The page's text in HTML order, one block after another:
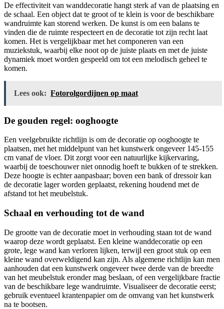
De effectiviteit van wanddecoratie hangt sterk af van de plaatsing en
de schaal. Een object dat te groot of te klein is voor de beschikbare
wandruimte kan storend werken. De kunst is om een balans te
vinden die de ruimte respecteert en de decoratie tot zijn recht laat
komen. Het is vergelijkbaar met het componeren van een
muziekstuk, waarbij elke noot op de juiste plaats en met de juiste
dynamiek moet worden gespeeld om tot een melodisch geheel te
komen.
Lees ook: Fotorolgordijnen op maat
De gouden regel: ooghoogte
Een veelgebruikte richtlijn is om de decoratie op ooghoogte te
plaatsen, met het middelpunt van het kunstwerk ongeveer 145-155
cm vanaf de vloer. Dit zorgt voor een natuurlijke kijkervaring,
waarbij de toeschouwer niet onnodig hoeft te bukken of te strekken.
Deze hoogte is echter aanpasbaar; boven een bank of dressoir kan
de decoratie lager worden geplaatst, rekening houdend met de
afstand tot het meubelstuk.
Schaal en verhouding tot de wand
De grootte van de decoratie moet in verhouding staan tot de wand
waarop deze wordt geplaatst. Een kleine wanddecoratie op een
grote, lege wand kan verloren lijken, terwijl een groot stuk op een
kleine wand overweldigend kan zijn. Als algemene richtlijn kan men
aanhouden dat een kunstwerk ongeveer twee derde van de breedte
van het meubelstuk eronder mag beslaan, of een vergelijkbare fractie
van de beschikbare lege wandruimte. Visualiseer de decoratie eerst;
gebruik eventueel krantenpapier om de omvang van het kunstwerk
na te bootsen.